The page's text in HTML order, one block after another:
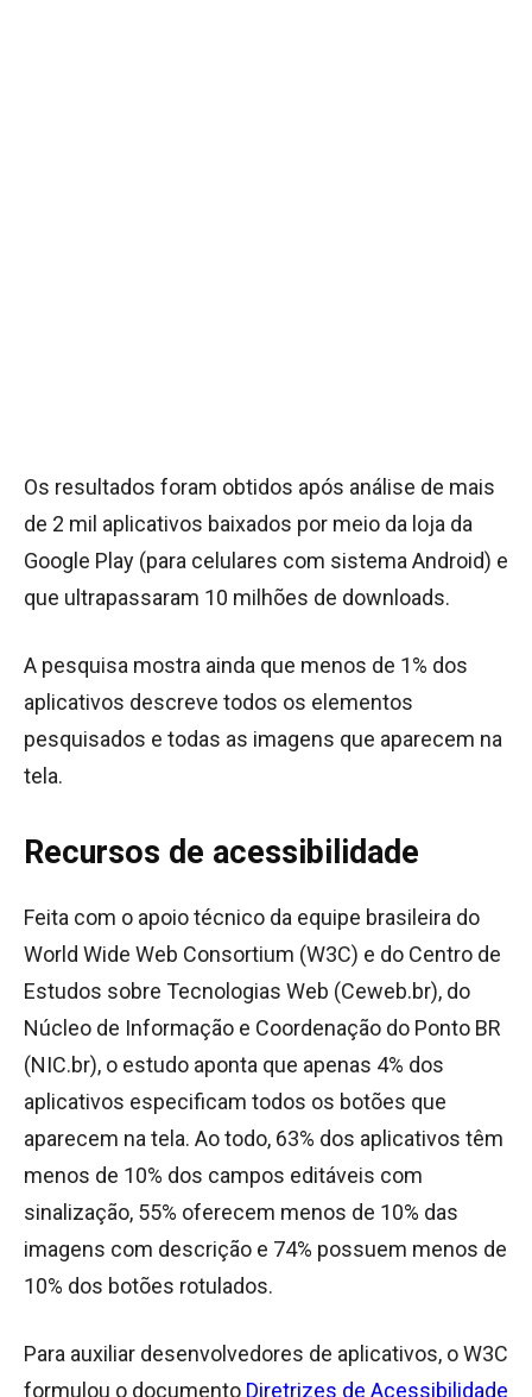
Os resultados foram obtidos após análise de mais
de 2 mil aplicativos baixados por meio da loja da
Google Play (para celulares com sistema Android) e
que ultrapassaram 10 milhões de downloads.
A pesquisa mostra ainda que menos de 1% dos
aplicativos descreve todos os elementos
pesquisados e todas as imagens que aparecem na
tela.
Recursos de acessibilidade
Feita com o apoio técnico da equipe brasileira do
World Wide Web Consortium (W3C) e do Centro de
Estudos sobre Tecnologias Web (Ceweb.br), do
Núcleo de Informação e Coordenação do Ponto BR
(NIC.br), o estudo aponta que apenas 4% dos
aplicativos especificam todos os botões que
aparecem na tela. Ao todo, 63% dos aplicativos têm
menos de 10% dos campos editáveis com
sinalização, 55% oferecem menos de 10% das
imagens com descrição e 74% possuem menos de
10% dos botões rotulados.
Para auxiliar desenvolvedores de aplicativos, o W3C
formulou o documento Diretrizes de Acessibilidade